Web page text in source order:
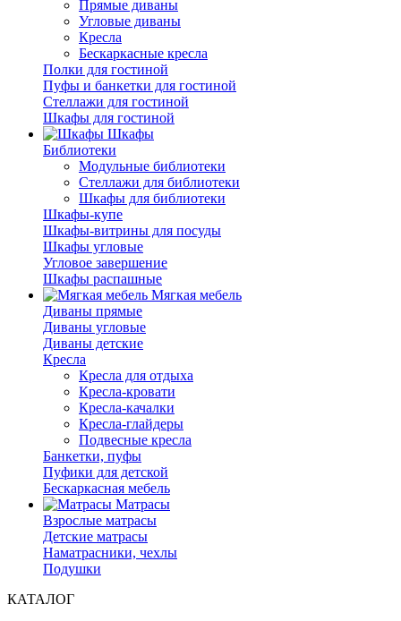
Прямые диваны
Угловые диваны
Кресла
Бескаркасные кресла
Полки для гостиной
Пуфы и банкетки для гостиной
Стеллажи для гостиной
Шкафы для гостиной
Шкафы
Библиотеки
Модульные библиотеки
Стеллажи для библиотеки
Шкафы для библиотеки
Шкафы-купе
Шкафы-витрины для посуды
Шкафы угловые
Угловое завершение
Шкафы распашные
Мягкая мебель
Диваны прямые
Диваны угловые
Диваны детские
Кресла
Кресла для отдыха
Кресла-кровати
Кресла-качалки
Кресла-глайдеры
Подвесные кресла
Банкетки, пуфы
Пуфики для детской
Бескаркасная мебель
Матрасы
Взрослые матрасы
Детские матрасы
Наматрасники, чехлы
Подушки
КАТАЛОГ